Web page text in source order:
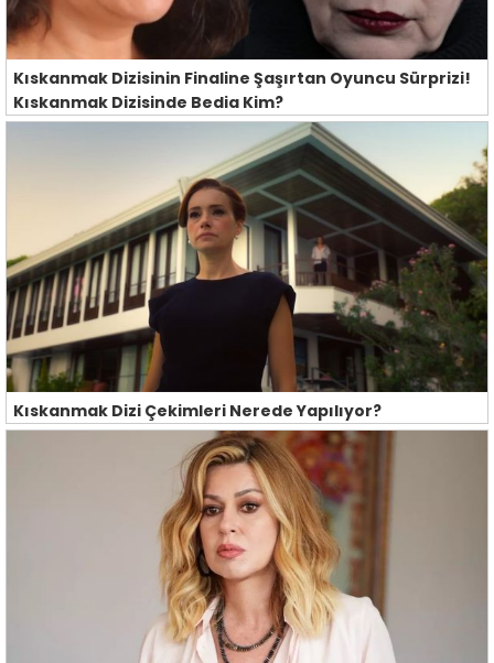
Kıskanmak Dizisinin Finaline Şaşırtan Oyuncu Sürprizi!
Kıskanmak Dizisinde Bedia Kim?
Kıskanmak Dizi Çekimleri Nerede Yapılıyor?